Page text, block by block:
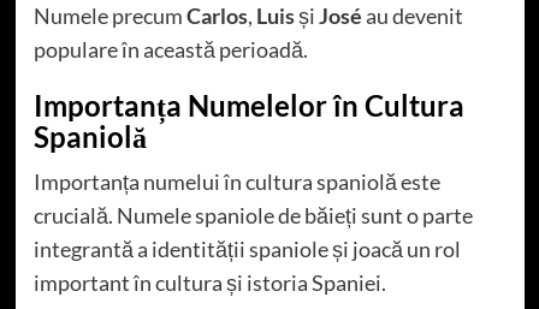
Numele precumCarlos, LuisșiJoséau devenit
populare în această perioadă.
Importanța Numelelor în Cultura
Spaniolă
Importanța numelui în cultura spaniolă este
crucială. Numele spaniole de băieți sunt o parte
integrantă a identității spaniole și joacă un rol
important în cultura și istoria Spaniei.